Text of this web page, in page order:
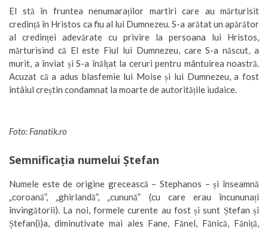
El stă în fruntea nenumaraților martiri care au mărturisit
credință în Hristos ca fiu al lui Dumnezeu. S-a arătat un apărător
al credinței adevărate cu privire la persoana lui Hristos,
mărturisind că El este Fiul lui Dumnezeu, care S-a născut, a
murit, a înviat și S-a înălțat la ceruri pentru mântuirea noastră.
Acuzat că a adus blasfemie lui Moise și lui Dumnezeu, a fost
întâiul creștin condamnat la moarte de autoritățile iudaice.
Foto: Fanatik.ro
Semnificația numelui Ștefan
Numele este de origine grecească – Stephanos – și înseamnă
„coroană”, „ghirlandă”, „cunună” (cu care erau încununați
învingătorii). La noi, formele curente au fost și sunt Ștefan și
Ștefan(i)a, diminutivate mai ales Fane, Fănel, Fănică, Făniță,